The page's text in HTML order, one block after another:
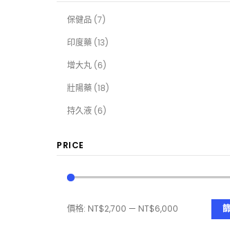
保健品 (7)
印度藥 (13)
增大丸 (6)
壯陽藥 (18)
持久液 (6)
PRICE
價格: NT$2,700 — NT$6,000